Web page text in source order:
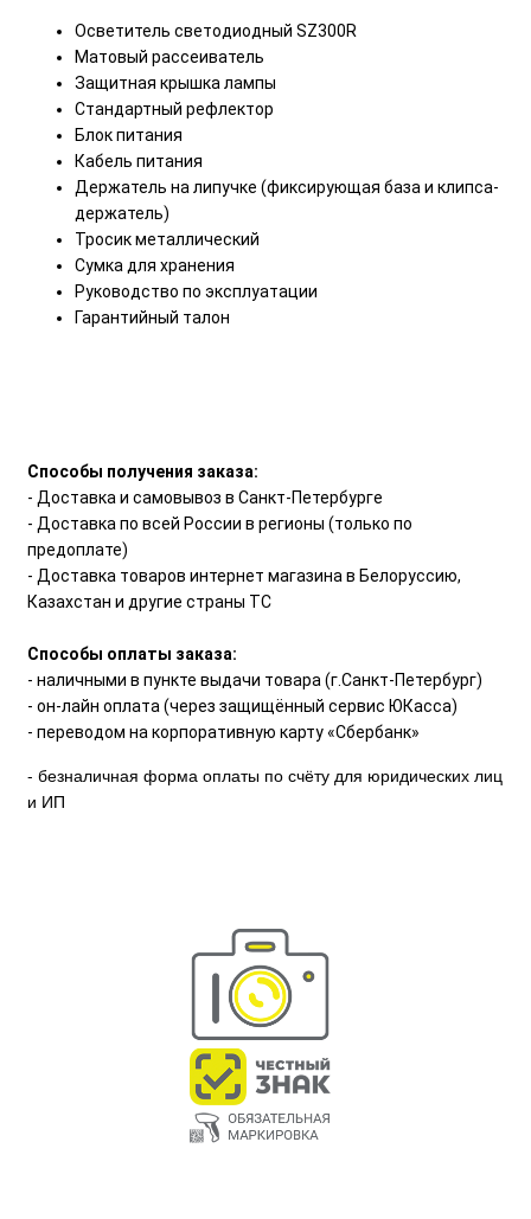
Осветитель светодиодный SZ300R
Матовый рассеиватель
Защитная крышка лампы
Стандартный рефлектор
Блок питания
Кабель питания
Держатель на липучке (фиксирующая база и клипса-
держатель)
Тросик металлический
Сумка для хранения
Руководство по эксплуатации
Гарантийный талон
Способы получения заказа:
- Доставка и самовывоз в Санкт-Петербурге
- Доставка по всей России в регионы (только по
предоплате)
- Доставка товаров интернет магазина в Белоруссию,
Казахстан и другие страны ТС
Способы оплаты заказа:
- наличными в пункте выдачи товара (г.Санкт-Петербург)
- он-лайн оплата (через защищённый сервис ЮКасса)
- переводом на корпоративную карту «Сбербанк»
- безналичная форма оплаты по счёту для юридических лиц
и ИП